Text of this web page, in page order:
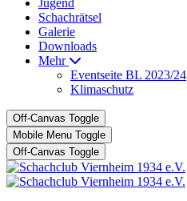
Jugend
Schachrätsel
Galerie
Downloads
Mehr
Eventseite BL 2023/24
Klimaschutz
Off-Canvas Toggle
Mobile Menu Toggle
Off-Canvas Toggle